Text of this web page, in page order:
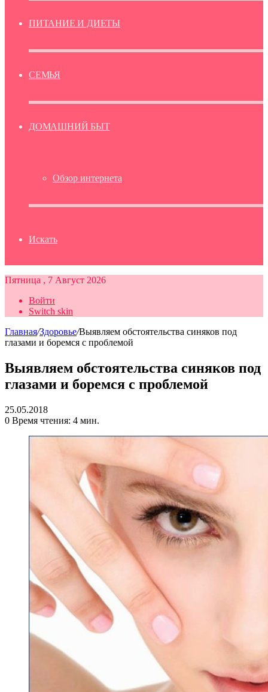
ПИТАНИЕ И ДИЕТЫ
СЕМЬЯ
ДОМАШНИЙ БЫТ
Обзор интернета
Искать
Пятница , 7 Август 2026
Войти
Switch skin
Главная/Здоровье/Выявляем обстоятельства синяков под
глазами и боремся с проблемой
Выявляем обстоятельства синяков под
глазами и боремся с проблемой
25.05.2018
0 Время чтения: 4 мин.